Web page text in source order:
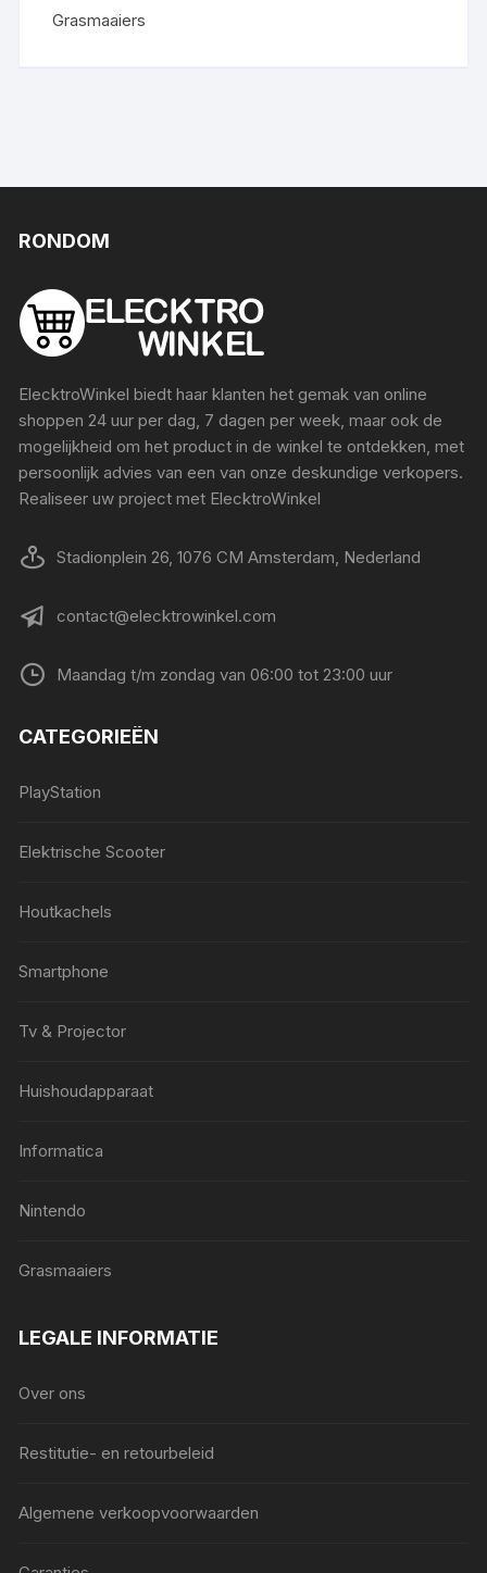
Grasmaaiers
RONDOM
ElecktroWinkel biedt haar klanten het gemak van online
shoppen 24 uur per dag, 7 dagen per week, maar ook de
mogelijkheid om het product in de winkel te ontdekken, met
persoonlijk advies van een van onze deskundige verkopers.
Realiseer uw project met ElecktroWinkel
Stadionplein 26, 1076 CM Amsterdam, Nederland
contact@elecktrowinkel.com
Maandag t/m zondag van 06:00 tot 23:00 uur
CATEGORIEËN
PlayStation
Elektrische Scooter
Houtkachels
Smartphone
Tv & Projector
Huishoudapparaat
Informatica
Nintendo
Grasmaaiers
LEGALE INFORMATIE
Over ons
Restitutie- en retourbeleid
Algemene verkoopvoorwaarden